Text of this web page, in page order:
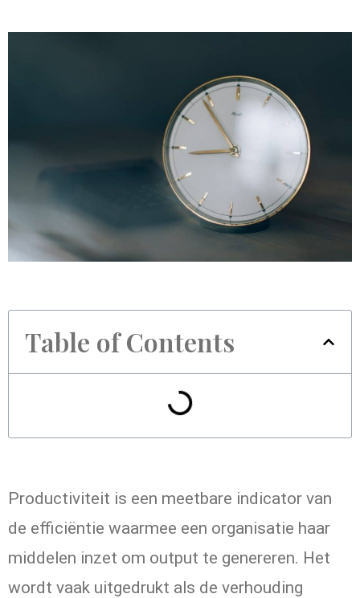
Table of Contents
Productiviteit is een meetbare indicator van
de efficiëntie waarmee een organisatie haar
middelen inzet om output te genereren. Het
wordt vaak uitgedrukt als de verhouding